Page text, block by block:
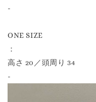
-
ONE SIZE
：
高さ 20／頭周り 34
-